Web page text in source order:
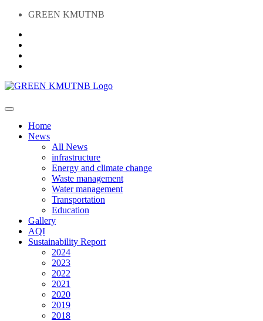
GREEN KMUTNB
Home
News
All News
infrastructure
Energy and climate change
Waste management
Water management
Transportation
Education
Gallery
AQI
Sustainability Report
2024
2023
2022
2021
2020
2019
2018